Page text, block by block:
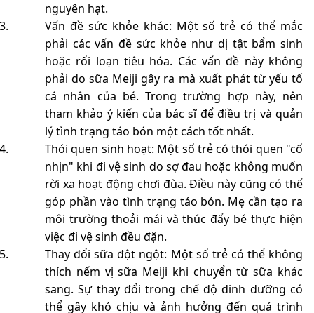
nguyên hạt.
Vấn đề sức khỏe khác: Một số trẻ có thể mắc
phải các vấn đề sức khỏe như dị tật bẩm sinh
hoặc rối loạn tiêu hóa. Các vấn đề này không
phải do sữa Meiji gây ra mà xuất phát từ yếu tố
cá nhân của bé. Trong trường hợp này, nên
tham khảo ý kiến của bác sĩ để điều trị và quản
lý tình trạng táo bón một cách tốt nhất.
Thói quen sinh hoạt: Một số trẻ có thói quen "cố
nhịn" khi đi vệ sinh do sợ đau hoặc không muốn
rời xa hoạt động chơi đùa. Điều này cũng có thể
góp phần vào tình trạng táo bón. Mẹ cần tạo ra
môi trường thoải mái và thúc đẩy bé thực hiện
việc đi vệ sinh đều đặn.
Thay đổi sữa đột ngột: Một số trẻ có thể không
thích nếm vị sữa Meiji khi chuyển từ sữa khác
sang. Sự thay đổi trong chế độ dinh dưỡng có
thể gây khó chịu và ảnh hưởng đến quá trình